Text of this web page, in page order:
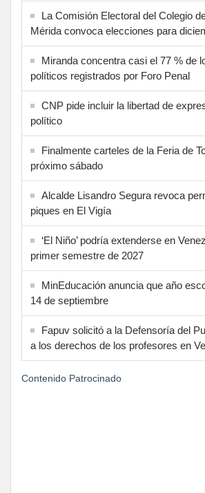
La Comisión Electoral del Colegio
Mérida convoca elecciones para
Miranda concentra casi el 77 % de
políticos registrados por Foro Penal
CNP pide incluir la libertad de
político
Finalmente carteles de la Feria de
próximo sábado
Alcalde Lisandro Segura revoca
piques en El Vigía
‘El Niño’ podría extenderse en
primer semestre de 2027
MinEducación anuncia que año
14 de septiembre
Fapuv solicitó a la Defensoría del
a los derechos de los profesores en
Contenido Patrocinado